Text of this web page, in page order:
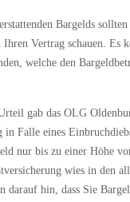
Bargelds
Vertrag schauen. Es
welche den
gab das OLG
in Falle eines
nur bis zu einer Höhe
wies in den
darauf hin, dass Sie